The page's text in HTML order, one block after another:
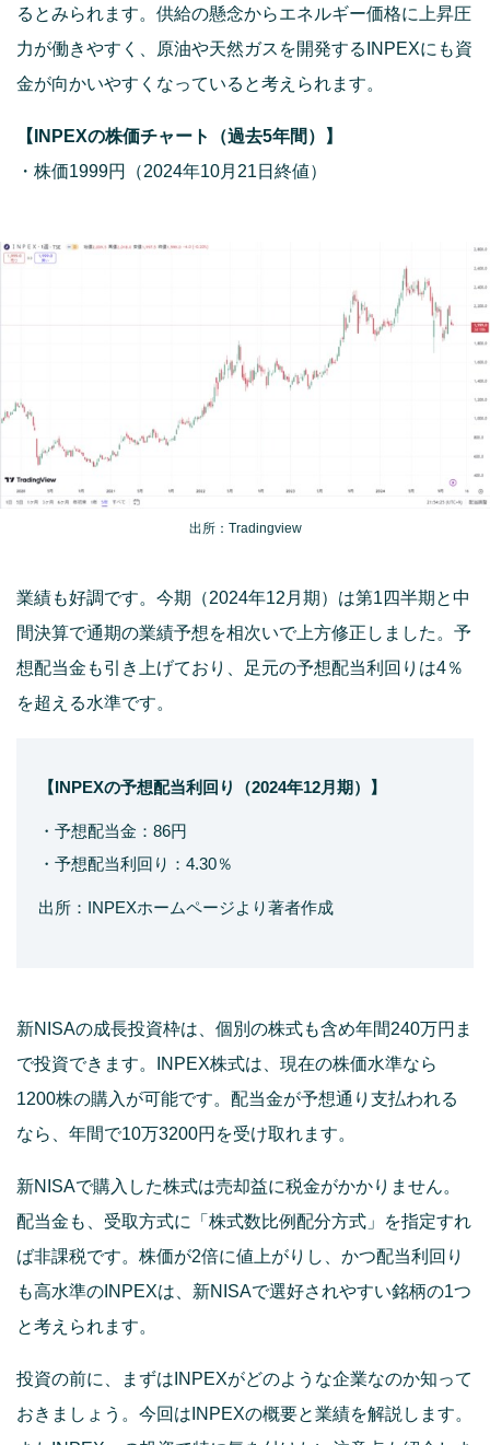
るとみられます。供給の懸念からエネルギー価格に上昇圧
力が働きやすく、原油や天然ガスを開発するINPEXにも資
金が向かいやすくなっていると考えられます。
【INPEXの株価チャート（過去5年間）】
・株価1999円（2024年10月21日終値）
出所：Tradingview
業績も好調です。今期（2024年12月期）は第1四半期と中
間決算で通期の業績予想を相次いで上方修正しました。予
想配当金も引き上げており、足元の予想配当利回りは4％
を超える水準です。
【INPEXの予想配当利回り（2024年12月期）】
・予想配当金：86円
・予想配当利回り：4.30％
出所：INPEXホームページより著者作成
新NISAの成長投資枠は、個別の株式も含め年間240万円ま
で投資できます。INPEX株式は、現在の株価水準なら
1200株の購入が可能です。配当金が予想通り支払われる
なら、年間で10万3200円を受け取れます。
新NISAで購入した株式は売却益に税金がかかりません。
配当金も、受取方式に「株式数比例配分方式」を指定すれ
ば非課税です。株価が2倍に値上がりし、かつ配当利回り
も高水準のINPEXは、新NISAで選好されやすい銘柄の1つ
と考えられます。
投資の前に、まずはINPEXがどのような企業なのか知って
おきましょう。今回はINPEXの概要と業績を解説します。